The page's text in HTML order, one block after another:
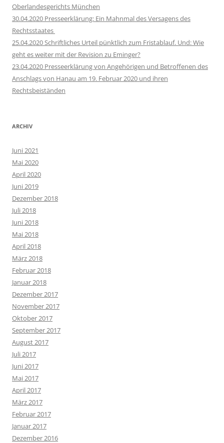
Oberlandesgerichts München
30.04.2020 Presseerklärung: Ein Mahnmal des Versagens des
Rechtsstaates
25.04.2020 Schriftliches Urteil pünktlich zum Fristablauf. Und: Wie
geht es weiter mit der Revision zu Eminger?
23.04.2020 Presseerklärung von Angehörigen und Betroffenen des
Anschlags von Hanau am 19. Februar 2020 und ihren
Rechtsbeiständen
ARCHIV
Juni 2021
Mai 2020
April 2020
Juni 2019
Dezember 2018
Juli 2018
Juni 2018
Mai 2018
April 2018
März 2018
Februar 2018
Januar 2018
Dezember 2017
November 2017
Oktober 2017
September 2017
August 2017
Juli 2017
Juni 2017
Mai 2017
April 2017
März 2017
Februar 2017
Januar 2017
Dezember 2016